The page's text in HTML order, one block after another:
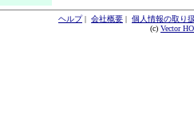
ヘルプ| 会社概要 | 個人情報の取り
(c) Vector